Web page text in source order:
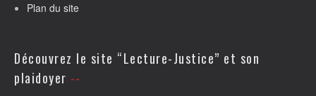
Plan du site
Découvrez le site “Lecture-Justice” et son
plaidoyer